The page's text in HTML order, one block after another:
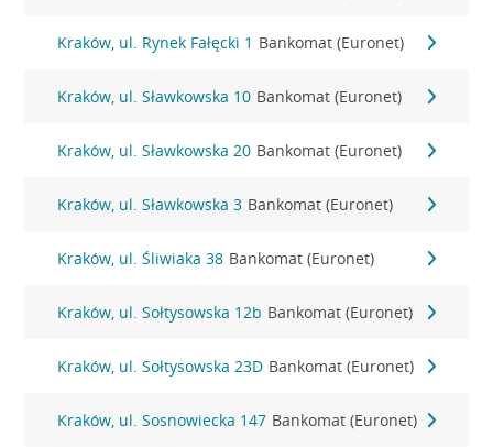
Kraków, ul. Rynek Fałęcki 1 Bankomat (Euronet)
Kraków, ul. Sławkowska 10 Bankomat (Euronet)
Kraków, ul. Sławkowska 20 Bankomat (Euronet)
Kraków, ul. Sławkowska 3 Bankomat (Euronet)
Kraków, ul. Śliwiaka 38 Bankomat (Euronet)
Kraków, ul. Sołtysowska 12b Bankomat (Euronet)
Kraków, ul. Sołtysowska 23D Bankomat (Euronet)
Kraków, ul. Sosnowiecka 147 Bankomat (Euronet)